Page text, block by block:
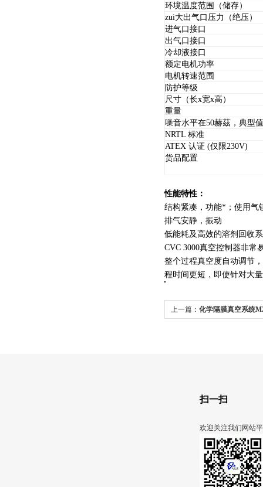
环境温度范围（储存）
zui大出气口压力（绝压）
进气口接口
出气口接口
冷却液接口
额定电机功率
电机转速范围
防护等级
尺寸（长x宽x高）
重量
噪音水平在50赫茲，典型值
NRTL 标准
ATEX 认证 (仅限230V)
货品配置
性能特性：
结构紧凑，功能*；使用气
排气安静，振动
低能耗及高效的溶剂回收
CVC 3000真空控制器非常
整个过程真空度自动调节
程时间更短，即使针对大
上一篇： 化学隔膜真空系统
扫一扫
欢迎关注我们网站